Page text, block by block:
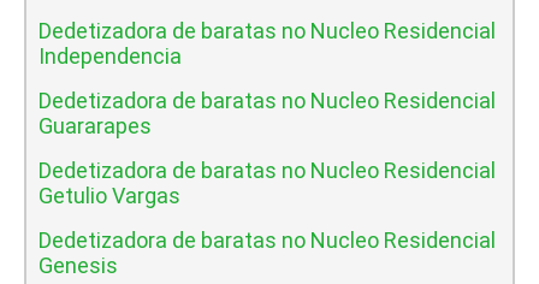
Dedetizadora de baratas no Nucleo Residencial
Independencia
Dedetizadora de baratas no Nucleo Residencial
Guararapes
Dedetizadora de baratas no Nucleo Residencial
Getulio Vargas
Dedetizadora de baratas no Nucleo Residencial
Genesis